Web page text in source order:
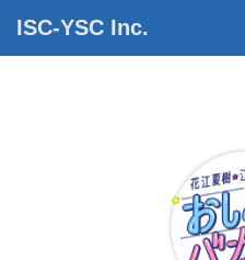
ISC-YSC Inc.